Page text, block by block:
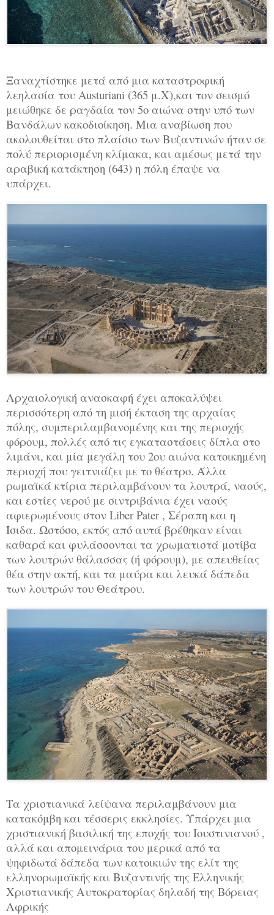
Ξαναχτίστηκε μετά από μια καταστροφική
λεηλασία του Austuriani (365 μ.Χ),και τον σεισμό
μειώθηκε δε ραγδαία τον 5ο αιώνα στην υπό των
Βανδάλων κακοδιοίκηση. Μια αναβίωση που
ακολουθείται στο πλαίσιο των Βυζαντινών ήταν σε
πολύ περιορισμένη κλίμακα, και αμέσως μετά την
αραβική κατάκτηση (643) η πόλη έπαψε να
υπάρχει.
Αρχαιολογική ανασκαφή έχει αποκαλύψει
περισσότερη από τη μισή έκταση της αρχαίας
πόλης, συμπεριλαμβανομένης και της περιοχής
φόρουμ, πολλές από τις εγκαταστάσεις δίπλα στο
λιμάνι, και μία μεγάλη του 2ου αιώνα κατοικημένη
περιοχή που γειτνιάζει με το θέατρο. Άλλα
ρωμαϊκά κτίρια περιλαμβάνουν τα λουτρά, ναούς,
και εστίες νερού με σιντριβάνια έχει ναούς
αφιερωμένους στον Liber Pater , Σέραπη και η
Ίσιδα. Ωστόσο, εκτός από αυτά βρέθηκαν είναι
καθαρά και φυλάσσονται τα χρωματιστά μοτίβα
των λουτρών θάλασσας (ή φόρουμ), με απευθείας
θέα στην ακτή, και τα μαύρα και λευκά δάπεδα
των λουτρών του Θεάτρου.
Τα χριστιανικά λείψανα περιλαμβάνουν μια
κατακόμβη και τέσσερις εκκλησίες. Υπάρχει μια
χριστιανική βασιλική της εποχής του Ιουστινιανού ,
αλλά και απομεινάρια του μερικά από τα
ψηφιδωτά δάπεδα των κατοικιών της ελίτ της
ελληνορωμαϊκής και Βυζαντινής της Ελληνικής
Χριστιανικής Αυτοκρατορίας δηλαδή της Βόρειας
Αφρικής